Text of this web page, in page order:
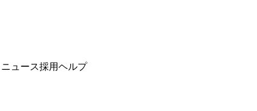
ニュース採用ヘルプ